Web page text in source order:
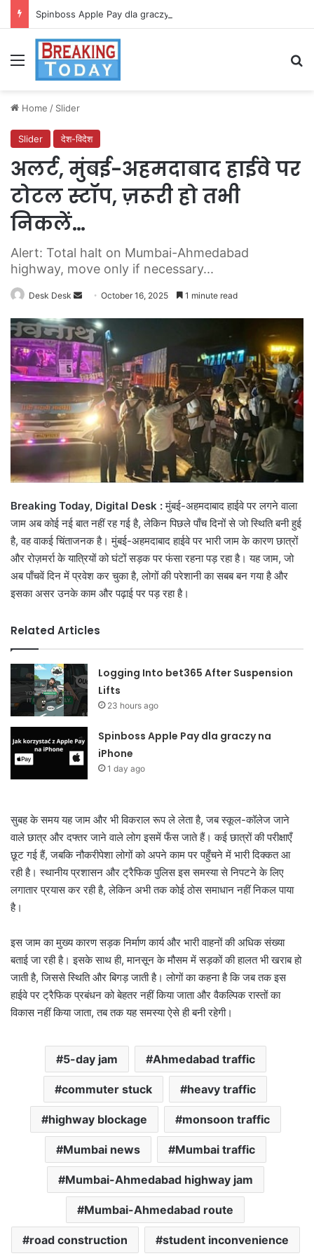
Spinboss Apple Pay dla graczy na iPhone
Menu
Home / Slider
Slider देश-विदेश
अलर्ट, मुंबई-अहमदाबाद हाईवे पर
टोटल स्टॉप, ज़रूरी हो तभी
निकलें…
Alert: Total halt on Mumbai-Ahmedabad
highway, move only if necessary...
Desk Desk
Send
email
October 16, 2025 1 minute read
Breaking Today, Digital Desk :मुंबई-अहमदाबाद हाईवे पर लगने वाला
जाम अब कोई नई बात नहीं रह गई है, लेकिन पिछले पाँच दिनों से जो स्थिति बनी हुई
है, वह वाकई चिंताजनक है। मुंबई-अहमदाबाद हाईवे पर भारी जाम के कारण छात्रों
और रोज़मर्रा के यात्रियों को घंटों सड़क पर फंसा रहना पड़ रहा है। यह जाम, जो
अब पाँचवें दिन में प्रवेश कर चुका है, लोगों की परेशानी का सबब बन गया है और
इसका असर उनके काम और पढ़ाई पर पड़ रहा है।
Related Articles
Logging Into bet365 After Suspension
Lifts
23 hours ago
Spinboss Apple Pay dla graczy na
iPhone
1 day ago
सुबह के समय यह जाम और भी विकराल रूप ले लेता है, जब स्कूल-कॉलेज जाने
वाले छात्र और दफ्तर जाने वाले लोग इसमें फँस जाते हैं। कई छात्रों की परीक्षाएँ
छूट गई हैं, जबकि नौकरीपेशा लोगों को अपने काम पर पहुँचने में भारी दिक्कत आ
रही है। स्थानीय प्रशासन और ट्रैफिक पुलिस इस समस्या से निपटने के लिए
लगातार प्रयास कर रही है, लेकिन अभी तक कोई ठोस समाधान नहीं निकल पाया
है।
इस जाम का मुख्य कारण सड़क निर्माण कार्य और भारी वाहनों की अधिक संख्या
बताई जा रही है। इसके साथ ही, मानसून के मौसम में सड़कों की हालत भी खराब हो
जाती है, जिससे स्थिति और बिगड़ जाती है। लोगों का कहना है कि जब तक इस
हाईवे पर ट्रैफिक प्रबंधन को बेहतर नहीं किया जाता और वैकल्पिक रास्तों का
विकास नहीं किया जाता, तब तक यह समस्या ऐसे ही बनी रहेगी।
5-day jam Ahmedabad traffic
commuter stuck heavy traffic
highway blockage monsoon traffic
Mumbai news Mumbai traffic
Mumbai-Ahmedabad highway jam
Mumbai-Ahmedabad route
road construction student inconvenience